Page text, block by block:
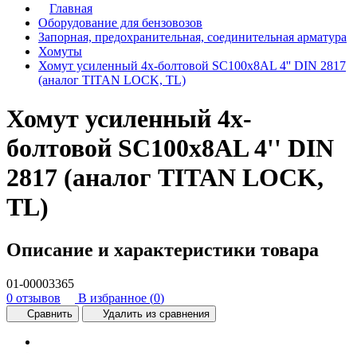
Главная
Оборудование для бензовозов
Запорная, предохранительная, соединительная арматура
Хомуты
Хомут усиленный 4х-болтовой SC100х8AL 4'' DIN 2817
(аналог TITAN LOCK, TL)
Хомут усиленный 4х-
болтовой SC100х8AL 4'' DIN
2817 (аналог TITAN LOCK,
TL)
Описание и характеристики товара
01-00003365
0 отзывов
В избранное (0)
Сравнить Удалить из сравнения